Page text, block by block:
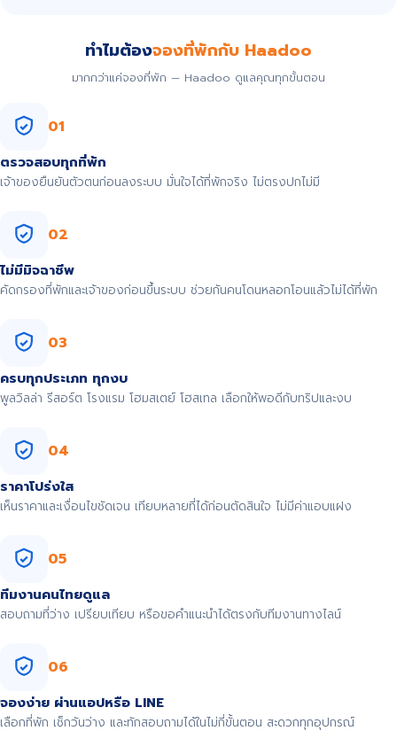
ทำไมต้องจองที่พักกับ Haadoo
มากกว่าแค่จองที่พัก — Haadoo ดูแลคุณทุกขั้นตอน
01
ตรวจสอบทุกที่พัก
เจ้าของยืนยันตัวตนก่อนลงระบบ มั่นใจได้ที่พักจริง ไม่ตรงปกไม่มี
02
ไม่มีมิจฉาชีพ
คัดกรองที่พักและเจ้าของก่อนขึ้นระบบ ช่วยกันคนโดนหลอกโอนแล้วไม่ได้ที่พัก
03
ครบทุกประเภท ทุกงบ
พูลวิลล่า รีสอร์ต โรงแรม โฮมสเตย์ โฮสเทล เลือกให้พอดีกับทริปและงบ
04
ราคาโปร่งใส
เห็นราคาและเงื่อนไขชัดเจน เทียบหลายที่ได้ก่อนตัดสินใจ ไม่มีค่าแอบแฝง
05
ทีมงานคนไทยดูแล
สอบถามที่ว่าง เปรียบเทียบ หรือขอคำแนะนำได้ตรงกับทีมงานทางไลน์
06
จองง่าย ผ่านแอปหรือ LINE
เลือกที่พัก เช็กวันว่าง และทักสอบถามได้ในไม่กี่ขั้นตอน สะดวกทุกอุปกรณ์